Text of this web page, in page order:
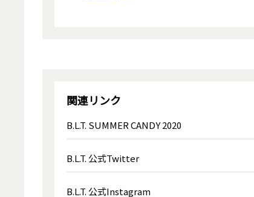
関連リンク
B.L.T. SUMMER CANDY 2020
B.L.T. 公式Twitter
B.L.T. 公式Instagram